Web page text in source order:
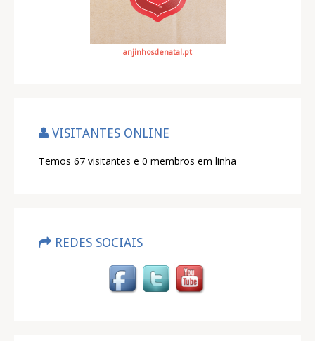
anjinhosdenatal.pt
VISITANTES ONLINE
Temos 67 visitantes e 0 membros em linha
REDES SOCIAIS